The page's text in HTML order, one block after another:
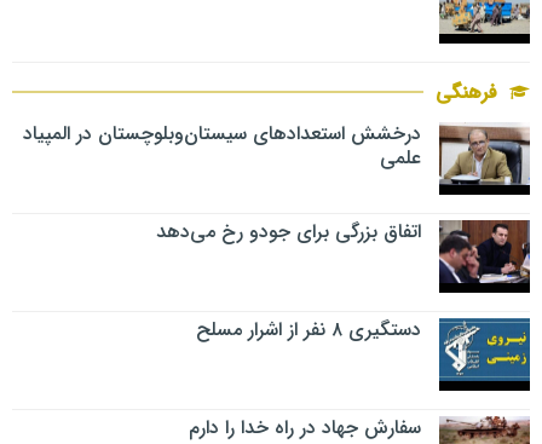
فرهنگی
درخشش استعدادهای سیستان‌وبلوچستان در المپیاد
علمی
اتفاق بزرگی برای جودو رخ می‌دهد
دستگیری ۸ نفر از اشرار مسلح
سفارش جهاد در راه خدا را دارم